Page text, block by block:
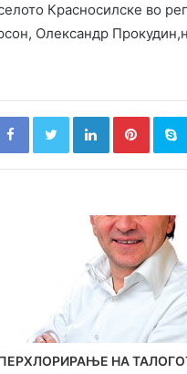
Красносилске во
Олександр
FacebookTwitterLinkedIn
НА